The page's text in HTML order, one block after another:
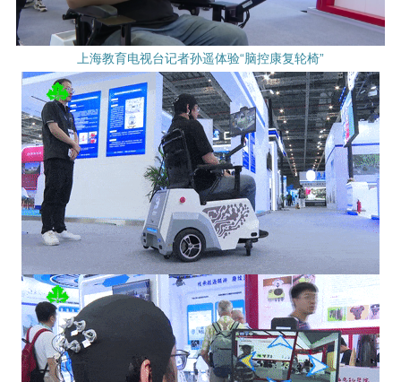
上海教育电视台记者孙遥体验“脑控康复轮椅”